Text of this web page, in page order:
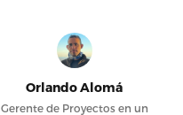
Orlando Alomá
Gerente de Proyectos en un